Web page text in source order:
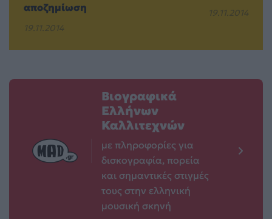
αποζημίωση
19.11.2014
19.11.2014
Βιογραφικά
Ελλήνων
Καλλιτεχνών
με πληροφορίες για
δισκογραφία, πορεία
και σημαντικές στιγμές
τους στην ελληνική
μουσική σκηνή